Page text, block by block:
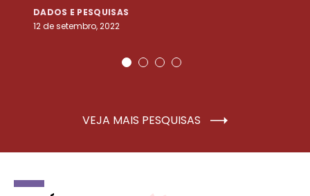
DADOS E PESQUISAS
12 de setembro, 2022
VEJA MAIS PESQUISAS